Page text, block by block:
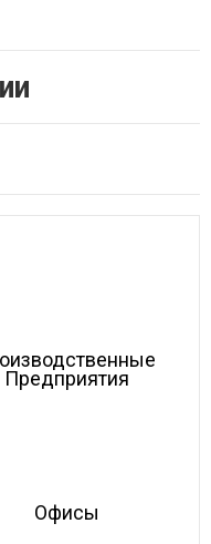
Предприятия
Офисы